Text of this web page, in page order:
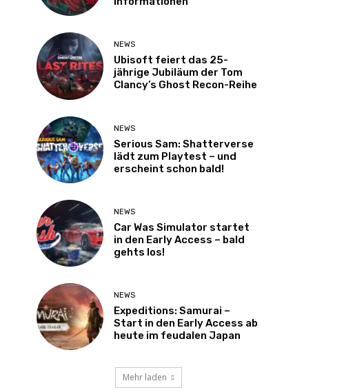
NEWS
Ubisoft feiert das 25-
jährige Jubiläum der Tom
Clancy’s Ghost Recon-Reihe
NEWS
Serious Sam: Shatterverse
lädt zum Playtest – und
erscheint schon bald!
NEWS
Car Was Simulator startet
in den Early Access – bald
gehts los!
NEWS
Expeditions: Samurai –
Start in den Early Access ab
heute im feudalen Japan
Mehr laden